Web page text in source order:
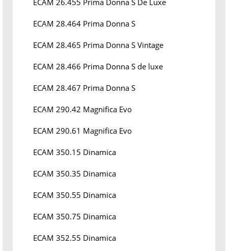
ECAM 26.455 Prima Donna S De Luxe
ECAM 28.464 Prima Donna S
ECAM 28.465 Prima Donna S Vintage
ECAM 28.466 Prima Donna S de luxe
ECAM 28.467 Prima Donna S
ECAM 290.42 Magnifica Evo
ECAM 290.61 Magnifica Evo
ECAM 350.15 Dinamica
ECAM 350.35 Dinamica
ECAM 350.55 Dinamica
ECAM 350.75 Dinamica
ECAM 352.55 Dinamica